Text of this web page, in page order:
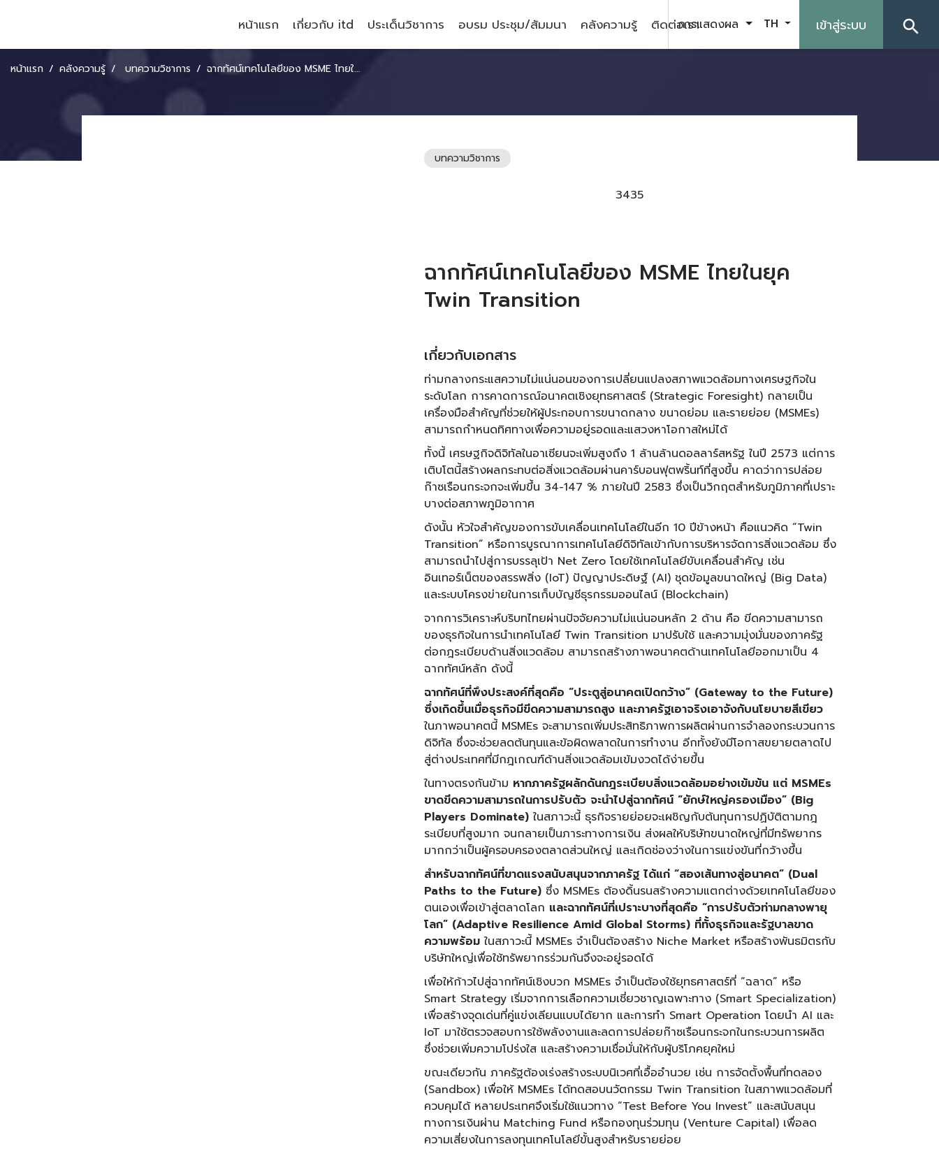
หน้าแรก เกี่ยวกับ itd ประเด็นวิชาการ อบรม ประชุม/สัมมนา คลังความรู้ ติดต่อเราการแสดงผล TH เข้าสู่ระบบ search
หน้าแรก คลังความรู้ บทความวิชาการ ฉากทัศน์เทคโนโลยีของ MSME ไทยในยุค Twin Transition
บทความวิชาการ
3435
ฉากทัศน์เทคโนโลยีของ MSME ไทยในยุค
Twin Transition
เกี่ยวกับเอกสาร
ท่ามกลางกระแสความไม่แน่นอนของการเปลี่ยนแปลงสภาพแวดล้อมทางเศรษฐกิจใน
ระดับโลก การคาดการณ์อนาคตเชิงยุทธศาสตร์ (Strategic Foresight) กลายเป็น
เครื่องมือสำคัญที่ช่วยให้ผู้ประกอบการขนาดกลาง ขนาดย่อม และรายย่อย (MSMEs)
สามารถกำหนดทิศทางเพื่อความอยู่รอดและแสวงหาโอกาสใหม่ได้
ทั้งนี้ เศรษฐกิจดิจิทัลในอาเซียนจะเพิ่มสูงถึง 1 ล้านล้านดอลลาร์สหรัฐ ในปี 2573 แต่การ
เติบโตนี้สร้างผลกระทบต่อสิ่งแวดล้อมผ่านคาร์บอนฟุตพริ้นท์ที่สูงขึ้น คาดว่าการปล่อย
ก๊าซเรือนกระจกจะเพิ่มขึ้น 34-147 % ภายในปี 2583 ซึ่งเป็นวิกฤตสำหรับภูมิภาคที่เปราะ
บางต่อสภาพภูมิอากาศ
ดังนั้น หัวใจสำคัญของการขับเคลื่อนเทคโนโลยีในอีก 10 ปีข้างหน้า คือแนวคิด “Twin
Transition” หรือการบูรณาการเทคโนโลยีดิจิทัลเข้ากับการบริหารจัดการสิ่งแวดล้อม ซึ่ง
สามารถนำไปสู่การบรรลุเป้า Net Zero โดยใช้เทคโนโลยีขับเคลื่อนสำคัญ เช่น
อินเทอร์เน็ตของสรรพสิ่ง (IoT) ปัญญาประดิษฐ์ (AI) ชุดข้อมูลขนาดใหญ่ (Big Data)
และระบบโครงข่ายในการเก็บบัญชีธุรกรรมออนไลน์ (Blockchain)
จากการวิเคราะห์บริบทไทยผ่านปัจจัยความไม่แน่นอนหลัก 2 ด้าน คือ ขีดความสามารถ
ของธุรกิจในการนำเทคโนโลยี Twin Transition มาปรับใช้ และความมุ่งมั่นของภาครัฐ
ต่อกฎระเบียบด้านสิ่งแวดล้อม สามารถสร้างภาพอนาคตด้านเทคโนโลยีออกมาเป็น 4
ฉากทัศน์หลัก ดังนี้
ฉากทัศน์ที่พึงประสงค์ที่สุดคือ “ประตูสู่อนาคตเปิดกว้าง” (Gateway to the Future)
ซึ่งเกิดขึ้นเมื่อธุรกิจมีขีดความสามารถสูง และภาครัฐเอาจริงเอาจังกับนโยบายสีเขียว
ในภาพอนาคตนี้ MSMEs จะสามารถเพิ่มประสิทธิภาพการผลิตผ่านการจำลองกระบวนการ
ดิจิทัล ซึ่งจะช่วยลดต้นทุนและข้อผิดพลาดในการทำงาน อีกทั้งยังมีโอกาสขยายตลาดไป
สู่ต่างประเทศที่มีกฎเกณฑ์ด้านสิ่งแวดล้อมเข้มงวดได้ง่ายขึ้น
ในทางตรงกันข้าม หากภาครัฐผลักดันกฎระเบียบสิ่งแวดล้อมอย่างเข้มข้น แต่ MSMEs
ขาดขีดความสามารถในการปรับตัว จะนำไปสู่ฉากทัศน์ “ยักษ์ใหญ่ครองเมือง” (Big
Players Dominate) ในสภาวะนี้ ธุรกิจรายย่อยจะเผชิญกับต้นทุนการปฏิบัติตามกฎ
ระเบียบที่สูงมาก จนกลายเป็นภาระทางการเงิน ส่งผลให้บริษัทขนาดใหญ่ที่มีทรัพยากร
มากกว่าเป็นผู้ครอบครองตลาดส่วนใหญ่ และเกิดช่องว่างในการแข่งขันที่กว้างขึ้น
สำหรับฉากทัศน์ที่ขาดแรงสนับสนุนจากภาครัฐ ได้แก่ “สองเส้นทางสู่อนาคต” (Dual
Paths to the Future) ซึ่ง MSMEs ต้องดิ้นรนสร้างความแตกต่างด้วยเทคโนโลยีของ
ตนเองเพื่อเข้าสู่ตลาดโลก และฉากทัศน์ที่เปราะบางที่สุดคือ “การปรับตัวท่ามกลางพายุ
โลก” (Adaptive Resilience Amid Global Storms) ที่ทั้งธุรกิจและรัฐบาลขาด
ความพร้อม ในสภาวะนี้ MSMEs จำเป็นต้องสร้าง Niche Market หรือสร้างพันธมิตรกับ
บริษัทใหญ่เพื่อใช้ทรัพยากรร่วมกันจึงจะอยู่รอดได้
เพื่อให้ก้าวไปสู่ฉากทัศน์เชิงบวก MSMEs จำเป็นต้องใช้ยุทธศาสตร์ที่ “ฉลาด” หรือ
Smart Strategy เริ่มจากการเลือกความเชี่ยวชาญเฉพาะทาง (Smart Specialization)
เพื่อสร้างจุดเด่นที่คู่แข่งเลียนแบบได้ยาก และการทำ Smart Operation โดยนำ AI และ
IoT มาใช้ตรวจสอบการใช้พลังงานและลดการปล่อยก๊าซเรือนกระจกในกระบวนการผลิต
ซึ่งช่วยเพิ่มความโปร่งใส และสร้างความเชื่อมั่นให้กับผู้บริโภคยุคใหม่
ขณะเดียวกัน ภาครัฐต้องเร่งสร้างระบบนิเวศที่เอื้ออำนวย เช่น การจัดตั้งพื้นที่ทดลอง
(Sandbox) เพื่อให้ MSMEs ได้ทดสอบนวัตกรรม Twin Transition ในสภาพแวดล้อมที่
ควบคุมได้ หลายประเทศจึงเริ่มใช้แนวทาง “Test Before You Invest” และสนับสนุน
ทางการเงินผ่าน Matching Fund หรือกองทุนร่วมทุน (Venture Capital) เพื่อลด
ความเสี่ยงในการลงทุนเทคโนโลยีขั้นสูงสำหรับรายย่อย